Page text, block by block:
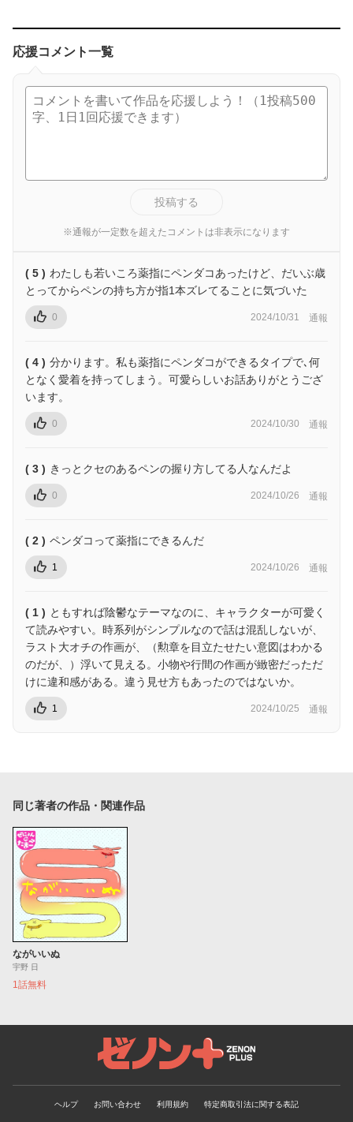
応援コメント一覧
投稿する
※通報が一定数を超えたコメントは非表示になります
( 5 ) わたしも若いころ薬指にペンダコあったけど、だいぶ歳
とってからペンの持ち方が指1本ズレてることに気づいた
0 2024/10/31 通報
( 4 ) 分かります。私も薬指にペンダコができるタイプで､何
となく愛着を持ってしまう。可愛らしいお話ありがとうござ
います。
0 2024/10/30 通報
( 3 ) きっとクセのあるペンの握り方してる人なんだよ
0 2024/10/26 通報
( 2 ) ペンダコって薬指にできるんだ
1 2024/10/26 通報
( 1 ) ともすれば陰鬱なテーマなのに、キャラクターが可愛く
て読みやすい。時系列がシンプルなので話は混乱しないが、
ラスト大オチの作画が、（勲章を目立たせたい意図はわかる
のだが、）浮いて見える。小物や行間の作画が緻密だっただ
けに違和感がある。違う見せ方もあったのではないか。
1 2024/10/25 通報
同じ著者の作品・関連作品
ながいいぬ
宇野 日
1話無料
ゼノンプラス
ヘルプ お問い合わせ 利用規約 特定商取引法に関する表記